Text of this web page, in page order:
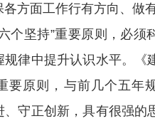
方面工作行有方向、做有
坚持”重要原则，必须
规律中提升认识水平。《
要原则，与前几个五年
、守正创新，具有很强的